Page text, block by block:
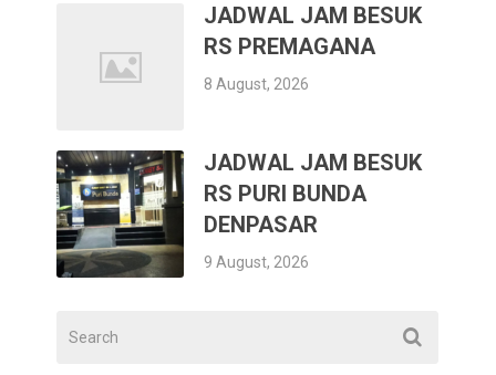
JADWAL JAM BESUK
RS PREMAGANA
8 August, 2026
JADWAL JAM BESUK
RS PURI BUNDA
DENPASAR
9 August, 2026